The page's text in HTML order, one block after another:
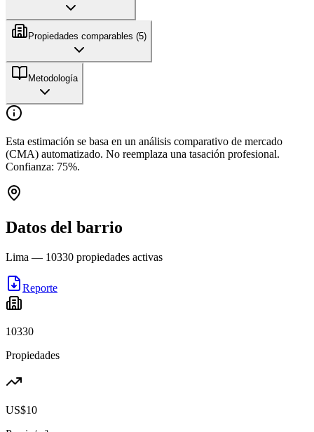
Propiedades comparables (5)
Metodología
Esta estimación se basa en un análisis comparativo de mercado
(CMA) automatizado. No reemplaza una tasación profesional.
Confianza: 75%.
Datos del barrio
Lima — 10330 propiedades activas
Reporte
10330
Propiedades
US$10